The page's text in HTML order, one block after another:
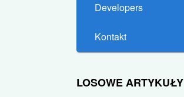
Developers
Kontakt
LOSOWE ARTYKUŁY